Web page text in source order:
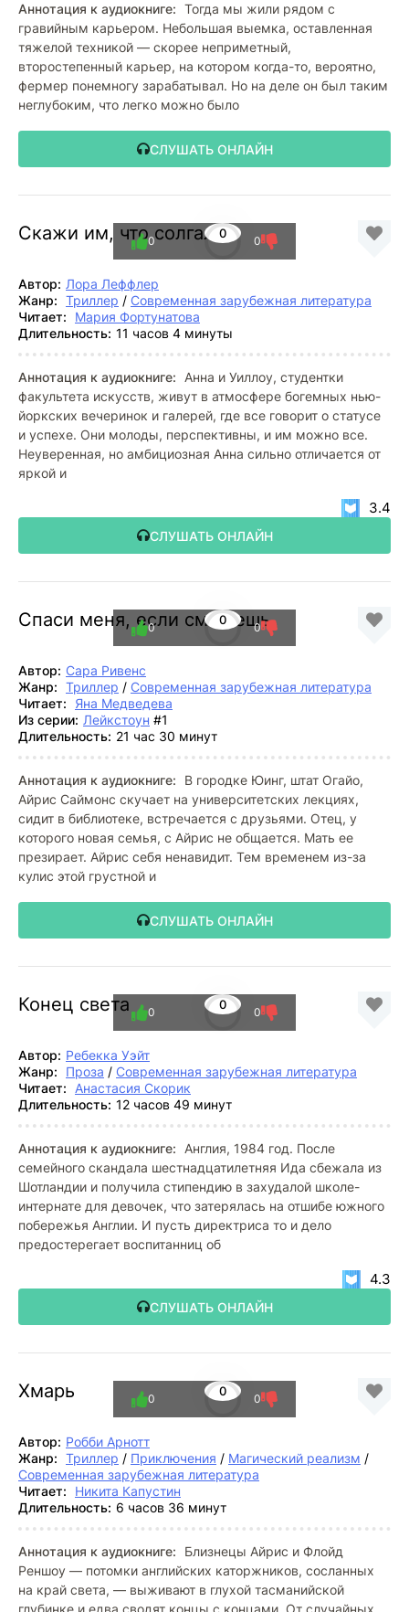
Аннотация к аудиокниге: Тогда мы жили рядом с
гравийным карьером. Небольшая выемка, оставленная
тяжелой техникой — скорее неприметный,
второстепенный карьер, на котором когда-то, вероятно,
фермер понемногу зарабатывал. Но на деле он был таким
неглубоким, что легко можно было
СЛУШАТЬ ОНЛАЙН
Скажи им, что солгала0
0 0
Автор: Лора Леффлер
Жанр: Триллер / Современная зарубежная литература
Читает:
Мария Фортунатова
Длительность: 11 часов 4 минуты
Аннотация к аудиокниге:
Анна и Уиллоу, студентки
факультета искусств, живут в атмосфере богемных нью-
йоркских вечеринок и галерей, где все говорит о статусе
и успехе. Они молоды, перспективны, и им можно все.
Неуверенная, но амбициозная Анна сильно отличается от
яркой и
СЛУШАТЬ ОНЛАЙН
3.4
Спаси меня, если сможешь
0
0 0
Автор: Сара Ривенс
Жанр: Триллер / Современная зарубежная литература
Читает:
Яна Медведева
Из серии: Лейкстоун #1
Длительность: 21 час 30 минут
Аннотация к аудиокниге:
В городке Юинг, штат Огайо,
Айрис Саймонс скучает на университетских лекциях,
сидит в библиотеке, встречается с друзьями. Отец, у
которого новая семья, с Айрис не общается. Мать ее
презирает. Айрис себя ненавидит. Тем временем из-за
кулис этой грустной и
СЛУШАТЬ ОНЛАЙН
Конец света 0
0 0
Автор: Ребекка Уэйт
Жанр:
Проза / Современная зарубежная литература
Читает:
Анастасия Скорик
Длительность: 12 часов 49 минут
Аннотация к аудиокниге:
Англия, 1984 год. После
семейного скандала шестнадцатилетняя Ида сбежала из
Шотландии и получила стипендию в захудалой школе-
интернате для девочек, что затерялась на отшибе южного
побережья Англии. И пусть директриса то и дело
предостерегает воспитанниц об
СЛУШАТЬ ОНЛАЙН
4.3
Хмарь 0
0 0
Автор: Робби Арнотт
Жанр: Триллер / Приключения / Магический реализм /
Современная зарубежная литература
Читает:
Никита Капустин
Длительность: 6 часов 36 минут
Аннотация к аудиокниге:
Близнецы Айрис и Флойд
Реншоу — потомки английских каторжников, сосланных
на край света, — выживают в глухой тасманийской
глубинке и едва сводят концы с концами. От случайных